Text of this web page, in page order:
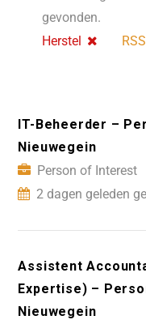
gevonden.
Herstel
RSS
IT-Beheerder –
Nieuwegein
Person of Interest
2 dagen geleden
Assistent
Expertise) –
Nieuwegein